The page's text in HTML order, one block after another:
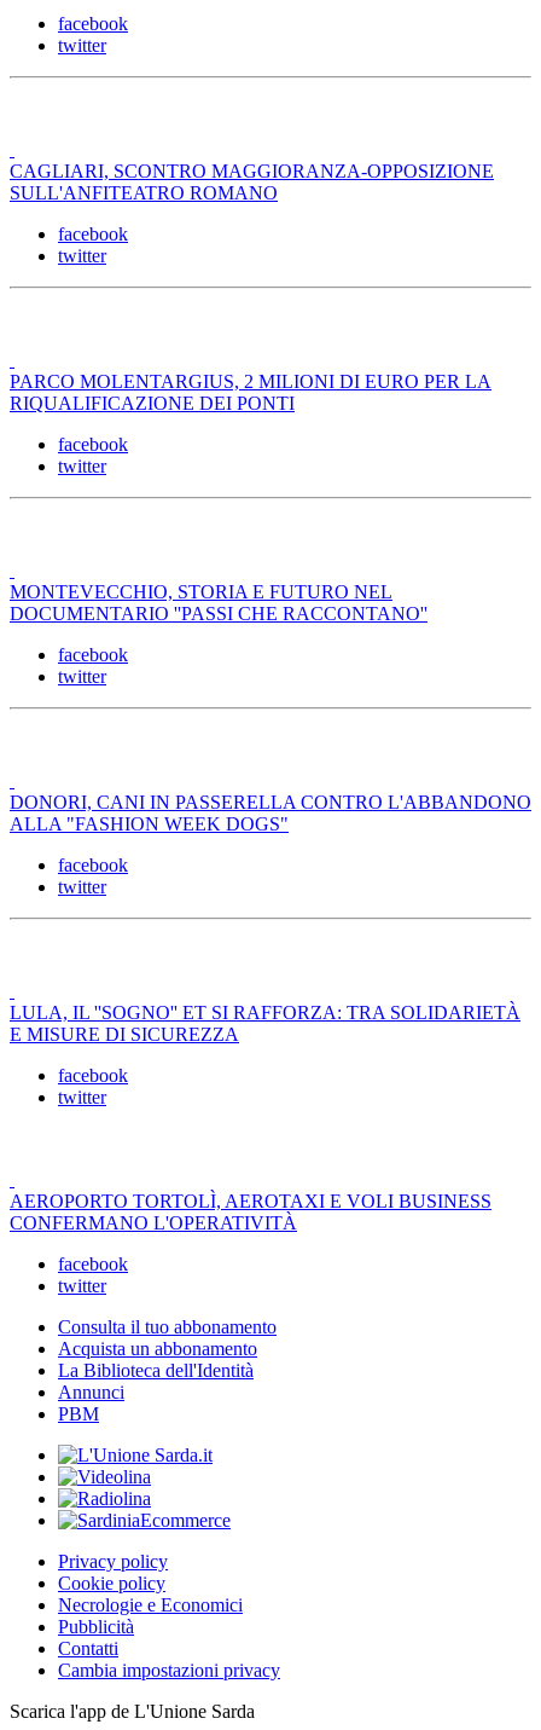
facebook
twitter
CAGLIARI, SCONTRO MAGGIORANZA-OPPOSIZIONE
SULL'ANFITEATRO ROMANO
facebook
twitter
PARCO MOLENTARGIUS, 2 MILIONI DI EURO PER LA
RIQUALIFICAZIONE DEI PONTI
facebook
twitter
MONTEVECCHIO, STORIA E FUTURO NEL
DOCUMENTARIO ''PASSI CHE RACCONTANO''
facebook
twitter
DONORI, CANI IN PASSERELLA CONTRO L'ABBANDONO
ALLA "FASHION WEEK DOGS"
facebook
twitter
LULA, IL ''SOGNO'' ET SI RAFFORZA: TRA SOLIDARIETÀ
E MISURE DI SICUREZZA
facebook
twitter
AEROPORTO TORTOLÌ, AEROTAXI E VOLI BUSINESS
CONFERMANO L'OPERATIVITÀ
facebook
twitter
Consulta il tuo abbonamento
Acquista un abbonamento
La Biblioteca dell'Identità
Annunci
PBM
Privacy policy
Cookie policy
Necrologie e Economici
Pubblicità
Contatti
Cambia impostazioni privacy
Scarica l'app de L'Unione Sarda